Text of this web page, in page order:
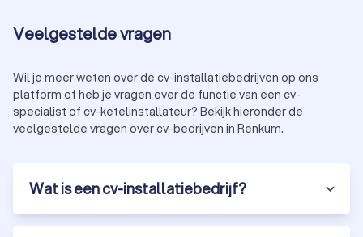
Veelgestelde vragen
Wil je meer weten over de cv-installatiebedrijven op ons
platform of heb je vragen over de functie van een cv-
specialist of cv-ketelinstallateur? Bekijk hieronder de
veelgestelde vragen over cv-bedrijven in Renkum.
Wat is een cv-installatiebedrijf?